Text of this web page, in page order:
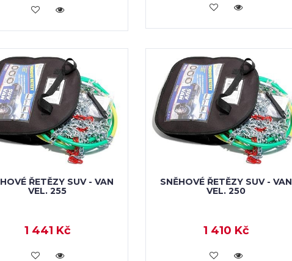
VLOŽIT DO KOŠÍKU VLOŽIT DO KOŠÍKU
ŘETĚZY SUV - VAN
VEL. 255
1 441 Kč
VLOŽIT DO KOŠÍKU
SNĚHOVÉ ŘETĚZY SUV - VAN
VEL. 250
1 410 Kč
VLOŽIT DO KOŠÍKU